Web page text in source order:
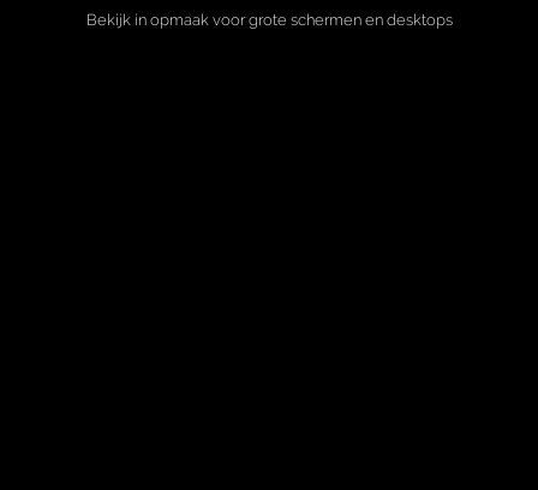
Bekijk in opmaak voor grote schermen en desktops